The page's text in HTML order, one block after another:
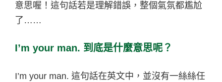
意思喔！這句話若是理解錯誤，整個氣氛都尷尬
了……
I’m your man. 到底是什麼意思呢？
I’m your man. 這句話在英文中，並沒有一絲絲任